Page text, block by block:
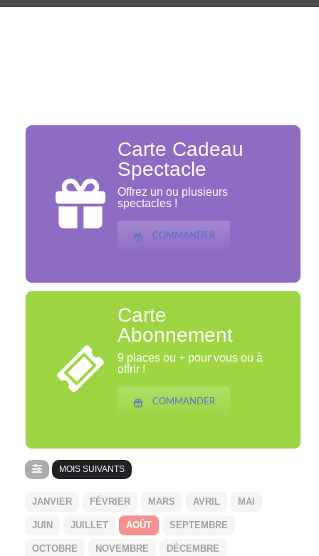
Carte Cadeau
Spectacle
Offrez un ou plusieurs
spectacles !
COMMANDER
Carte
Abonnement
9 places ou + pour vous ou à
offrir !
COMMANDER
MOIS SUIVANTS
JANVIER FÉVRIER MARS AVRIL MAI
JUIN JUILLET AOÛT SEPTEMBRE
OCTOBRE NOVEMBRE DÉCEMBRE